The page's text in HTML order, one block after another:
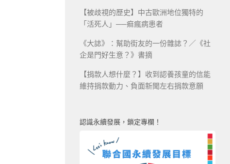
【被歧視的歷史】中古歐洲地位獨特的
「活死人」──痲瘋病患者
《大誌》：幫助街友的一份雜誌？／《社
企是門好生意？》書摘
【捐款人想什麼？】收到認養孩童的信能
維持捐款動力、負面新聞左右捐款意願
認識永續發展，鎖定專欄！